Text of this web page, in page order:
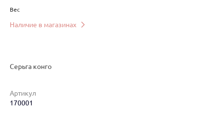
Вес
Наличие в магазинах
Наименование товара
Серьга конго
Артикул
170001